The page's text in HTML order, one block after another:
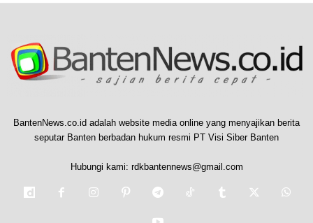
BantenNews.co.id adalah website media online yang menyajikan berita
seputar Banten berbadan hukum resmi PT Visi Siber Banten
Hubungi kami: rdkbantennews@gmail.com